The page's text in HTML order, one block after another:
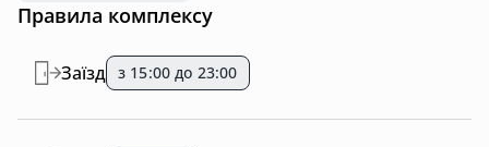
Правила комплексу
Заїзд з 15:00 до 23:00